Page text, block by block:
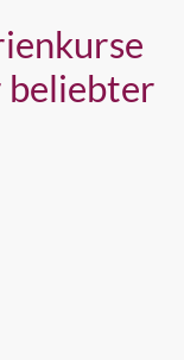
beliebter